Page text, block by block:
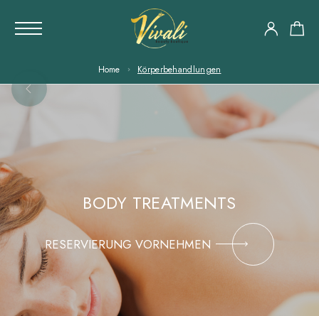
Home Körperbehandlungen
BODY TREATMENTS
RESERVIERUNG VORNEHMEN